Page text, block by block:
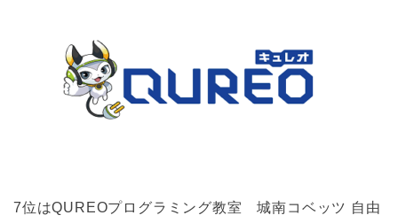
7位はQUREOプログラミング教室 城南コベッツ 自由